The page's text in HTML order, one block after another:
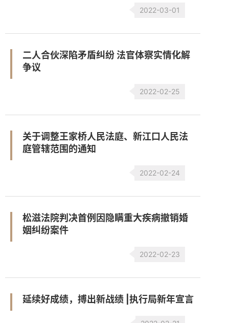
2022-03-01
二人合伙深陷矛盾纠纷 法官体察实情化解
争议
2022-02-25
关于调整王家桥人民法庭、新江口人民法
庭管辖范围的通知
2022-02-24
松滋法院判决首例因隐瞒重大疾病撤销婚
姻纠纷案件
2022-02-23
延续好成绩，搏出新战绩 |执行局新年宣言